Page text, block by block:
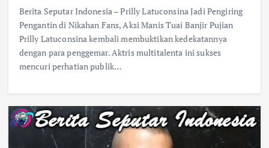
Berita Seputar Indonesia – Prilly Latuconsina Jadi Pengiring
Pengantin di Nikahan Fans, Aksi Manis Tuai Banjir Pujian
Prilly Latuconsina kembali membuktikan kedekatannya
dengan para penggemar. Aktris multitalenta ini sukses
mencuri perhatian publik…